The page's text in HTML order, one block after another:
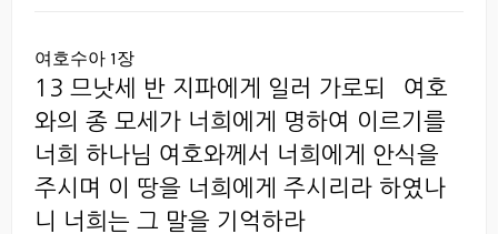
여호수아 1장
13 므낫세 반 지파에게 일러 가로되 `여호
와의 종 모세가 너희에게 명하여 이르기를
너희 하나님 여호와께서 너희에게 안식을
주시며 이 땅을 너희에게 주시리라 하였나
니 너희는 그 말을 기억하라